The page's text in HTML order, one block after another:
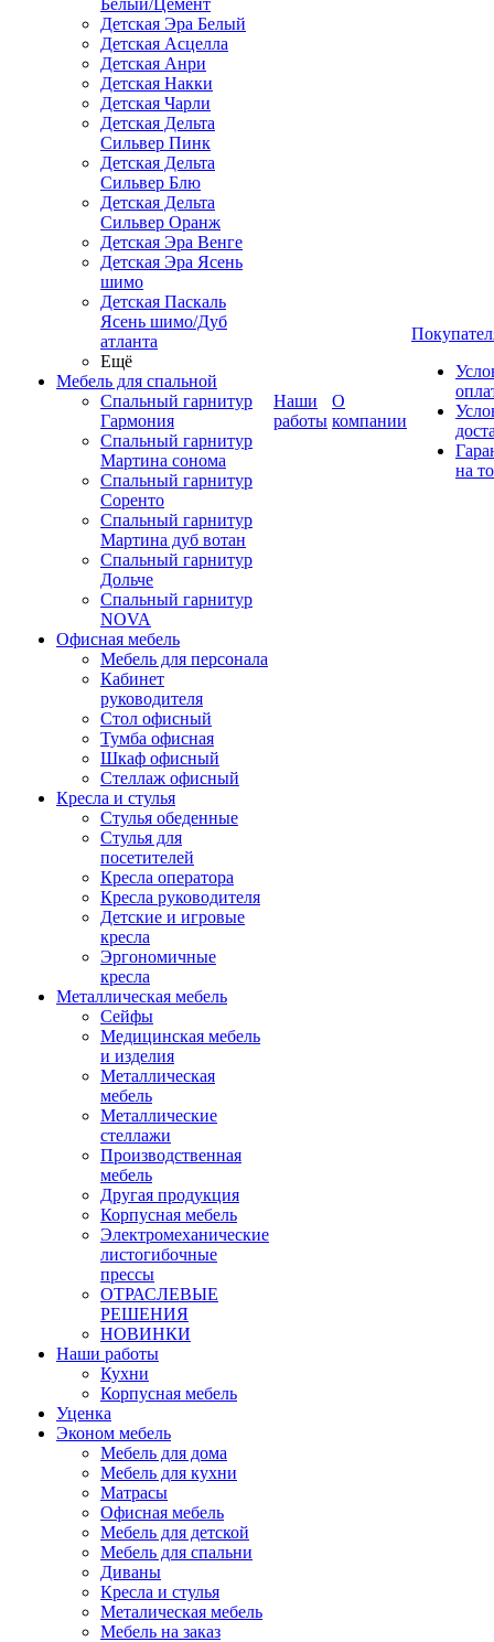
Белый/Цемент
Детская Эра Белый
Детская Асцелла
Детская Анри
Детская Накки
Детская Чарли
Детская Дельта
Сильвер Пинк
Детская Дельта
Сильвер Блю
Детская Дельта
Сильвер Оранж
Детская Эра Венге
Детская Эра Ясень
шимо
Детская Паскаль
Ясень шимо/Дуб
атланта
Ещё
Мебель для спальной
Спальный гарнитур
Гармония
Спальный гарнитур
Мартина сонома
Спальный гарнитур
Соренто
Спальный гарнитур
Мартина дуб вотан
Спальный гарнитур
Дольче
Спальный гарнитур
NOVA
Офисная мебель
Мебель для персонала
Кабинет
руководителя
Стол офисный
Тумба офисная
Шкаф офисный
Стеллаж офисный
Кресла и стулья
Стулья обеденные
Стулья для
посетителей
Кресла оператора
Кресла руководителя
Детские и игровые
кресла
Эргономичные
кресла
Металлическая мебель
Сейфы
Медицинская мебель
и изделия
Металлическая
мебель
Металлические
стеллажи
Производственная
мебель
Другая продукция
Корпусная мебель
Электромеханические
листогибочные
прессы
ОТРАСЛЕВЫЕ
РЕШЕНИЯ
НОВИНКИ
Наши работы
Кухни
Корпусная мебель
Уценка
Эконом мебель
Мебель для дома
Мебель для кухни
Матрасы
Офисная мебель
Мебель для детской
Мебель для спальни
Диваны
Кресла и стулья
Металическая мебель
Мебель на заказ
Наши
работы
О
компании
на